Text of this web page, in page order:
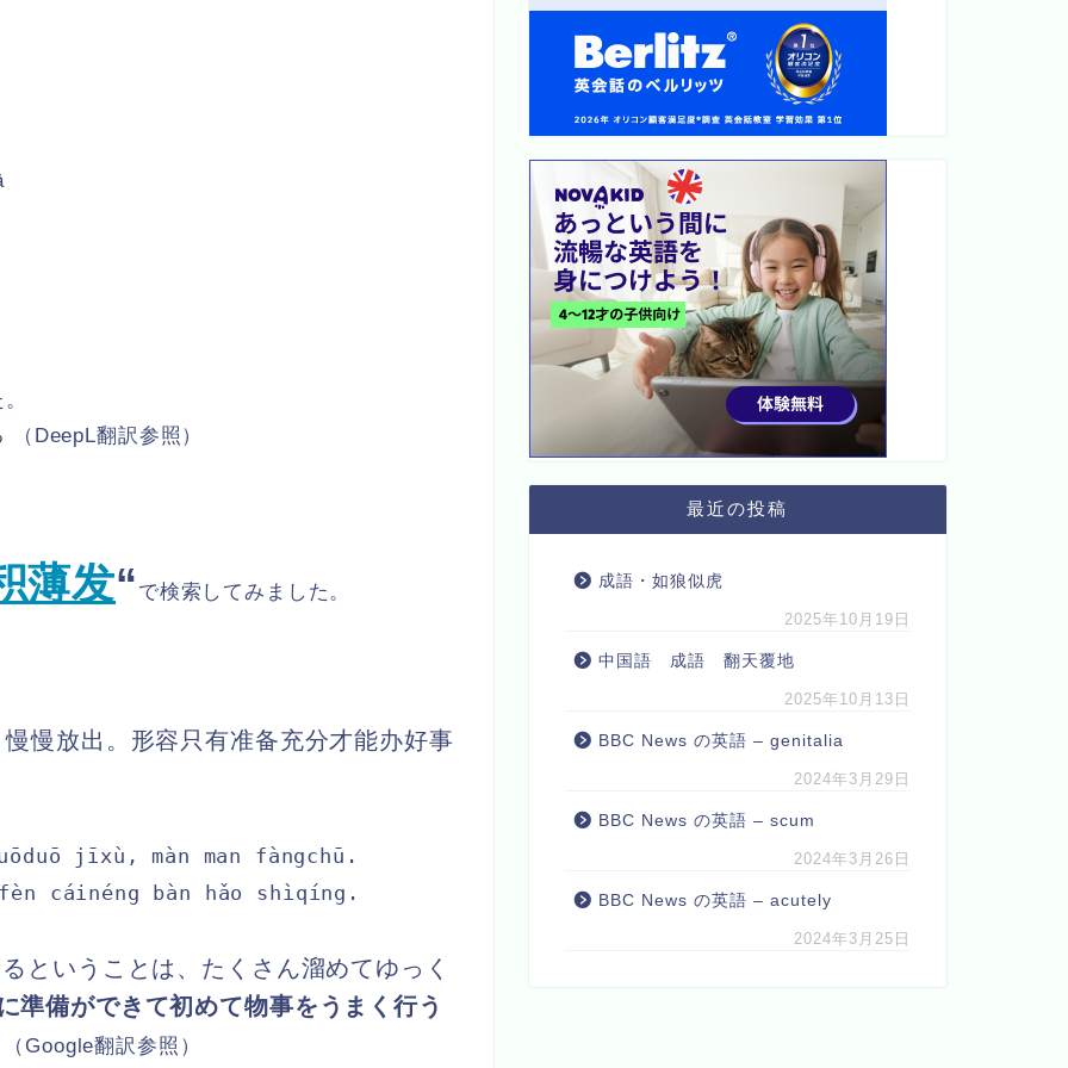
DeepL翻訳参照）
薄发“ で検索してみました。
慢放出。形容只有准备充分才能办好事
jīxù, màn man fàngchū.
cáinéng bàn hǎo shìqíng.
ということは、たくさん溜めてゆっく
準備ができて初めて物事をうまく行う
（Google翻訳参照）
最近の投稿
成語・如狼似虎
2025年10月19日
中国語 成語 翻天覆地
2025年10月13日
BBC News の英語 – genitalia
2024年3月29日
BBC News の英語 – scum
2024年3月26日
BBC News の英語 – acutely
2024年3月25日